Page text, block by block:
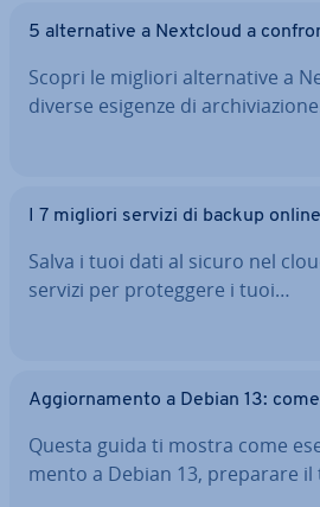
5 al­ter­na­ti­ve a Nextcloud a
Scopri le migliori al­ter­na­ti­ve a
diverse esigenze di
I 7 migliori servizi di backup
Salva i tuoi dati al sicuro nel
servizi per pro­teg­ge­re i tuoi…
Ag­gior­na­men­to a Debian 13:
Questa guida ti mostra come
men­to a Debian 13, preparare